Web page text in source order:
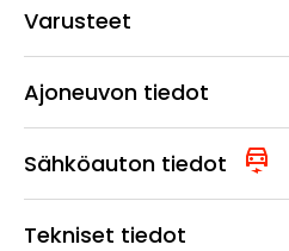
Varusteet
Ajoneuvon tiedot
Sähköauton tiedot
Tekniset tiedot